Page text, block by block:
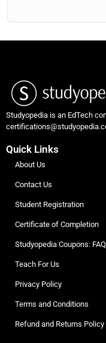
Studyopedia is an EdTech
Quick Links
About Us
Contact Us
Student Registration
Certificate of Completion
Studyopedia Coupons: FAQ
Teach For Us
Privacy Policy
Terms and Conditions
Refund and Returns Policy